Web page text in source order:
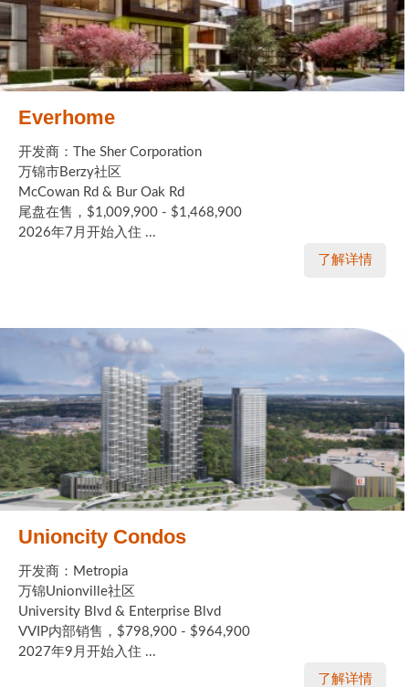
Everhome
开发商：The Sher Corporation
万锦市Berzy社区
McCowan Rd & Bur Oak Rd
尾盘在售，$1,009,900 - $1,468,900
2026年7月开始入住 ...
了解详情
Unioncity Condos
开发商：Metropia
万锦Unionville社区
University Blvd & Enterprise Blvd
VVIP内部销售，$798,900 - $964,900
2027年9月开始入住 ...
了解详情